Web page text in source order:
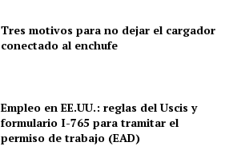
Tres motivos para no dejar el cargador
conectado al enchufe
Empleo en EE.UU.: reglas del Uscis y
formulario I-765 para tramitar el
permiso de trabajo (EAD)